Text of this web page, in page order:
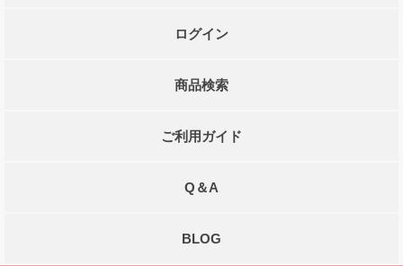
ログイン
商品検索
ご利用ガイド
Q＆A
BLOG